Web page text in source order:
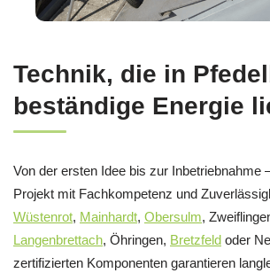
Technik, die in
beständige Energie
Von der ersten Idee bis zur Inbetriebnahme
Projekt mit Fachkompetenz und
Wüstenrot, Mainhardt, Obersulm,
Langenbrettach, Öhringen, Bretzfeld oder
zertifizierten Komponenten garantieren